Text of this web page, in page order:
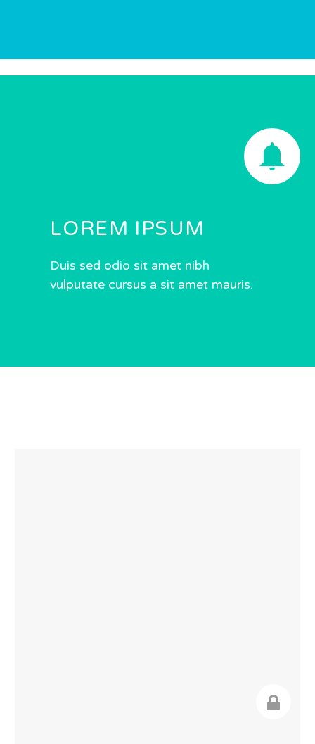


LOREM IPSUM
Duis sed odio sit amet nibh
vulputate cursus a sit amet mauris.